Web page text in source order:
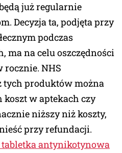
już regularnie
Decyzja ta, podjęta przy
podczas
ma na celu oszczędności
NHS
tych produktów można
koszt w aptekach czy
niższy niż koszty,
przy refundacji.
antynikotynowa